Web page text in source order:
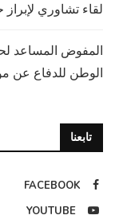
لقاء تشاوري
المفوض المساعد
الوطن للدفاع عن
تابعنا
FACEBOOK
YOUTUBE